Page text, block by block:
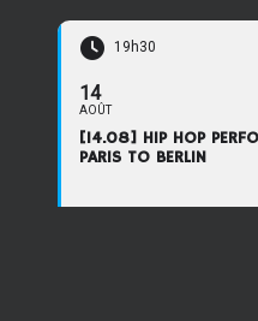
19h30
14
AOÛT
[14.08] HIP HOP
PARIS TO BERLIN